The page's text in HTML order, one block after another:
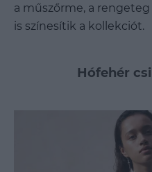
a műszőrme, a
is színesítik a kollekciót.
Hófehér